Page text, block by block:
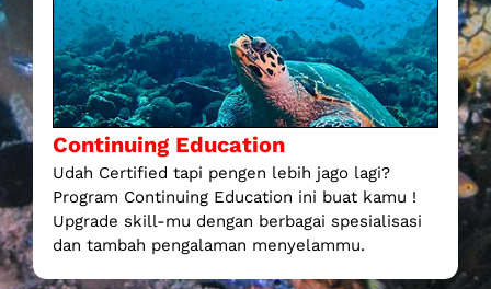
Continuing Education
Udah Certified tapi pengen lebih jago lagi?
Program Continuing Education ini buat kamu !
Upgrade skill-mu dengan berbagai spesialisasi
dan tambah pengalaman menyelammu.